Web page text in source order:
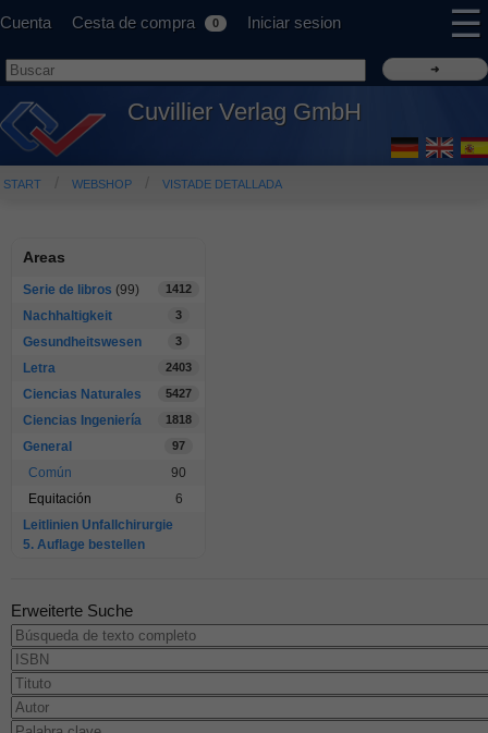
Cuenta Cesta de compra 0 Iniciar sesion ☰
Cuvillier Verlag GmbH
START WEBSHOP VISTADE DETALLADA
Areas
Serie de libros (99) 1412
Nachhaltigkeit 3
Gesundheitswesen 3
Letra 2403
Ciencias Naturales 5427
Ciencias Ingeniería 1818
General 97
Común
90
Equitación
6
Leitlinien Unfallchirurgie
5. Auflage bestellen
Erweiterte Suche